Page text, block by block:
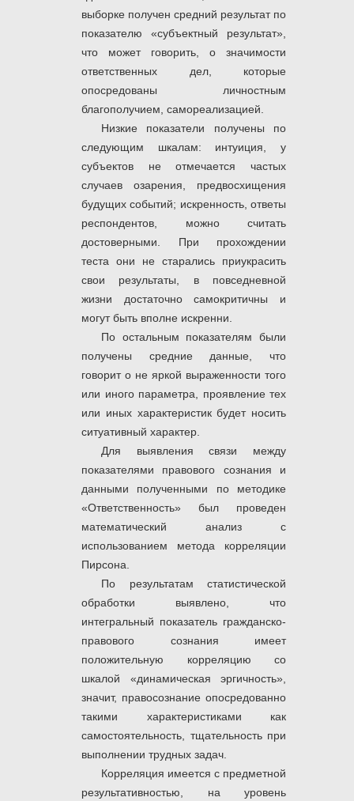
выборке получен средний результат по
показателю «субъектный результат»,
что может говорить, о значимости
ответственных дел, которые
опосредованы личностным
благополучием, самореализацией.
Низкие показатели получены по
следующим шкалам: интуиция, у
субъектов не отмечается частых
случаев озарения, предвосхищения
будущих событий; искренность, ответы
респондентов, можно считать
достоверными. При прохождении
теста они не старались приукрасить
свои результаты, в повседневной
жизни достаточно самокритичны и
могут быть вполне искренни.
По остальным показателям были
получены средние данные, что
говорит о не яркой выраженности того
или иного параметра, проявление тех
или иных характеристик будет носить
ситуативный характер.
Для выявления связи между
показателями правового сознания и
данными полученными по методике
«Ответственность» был проведен
математический анализ с
использованием метода корреляции
Пирсона.
По результатам статистической
обработки выявлено, что
интегральный показатель гражданско-
правового сознания имеет
положительную корреляцию со
шкалой «динамическая эргичность»,
значит, правосознание опосредованно
такими характеристиками как
самостоятельность, тщательность при
выполнении трудных задач.
Корреляция имеется с предметной
результативностью, на уровень